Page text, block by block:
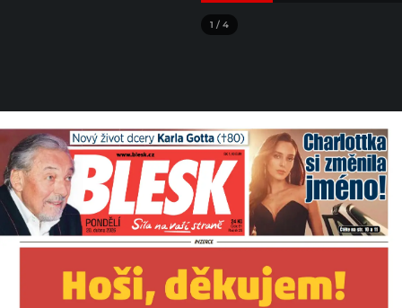
1 / 4